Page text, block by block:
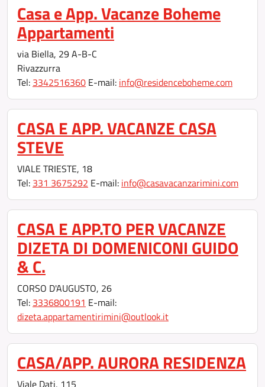
Casa e App. Vacanze Boheme
Appartamenti
via Biella, 29 A-B-C
Rivazzurra
Tel: 3342516360 E-mail: info@residenceboheme.com
CASA E APP. VACANZE CASA
STEVE
VIALE TRIESTE, 18
Tel: 331 3675292 E-mail: info@casavacanzarimini.com
CASA E APP.TO PER VACANZE
DIZETA DI DOMENICONI GUIDO
& C.
CORSO D'AUGUSTO, 26
Tel: 3336800191 E-mail:
dizeta.appartamentirimini@outlook.it
CASA/APP. AURORA RESIDENZA
Viale Dati, 115